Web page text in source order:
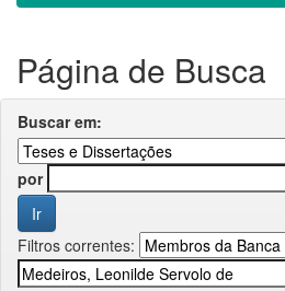
Página de Busca
Buscar em:
por
Filtros correntes: